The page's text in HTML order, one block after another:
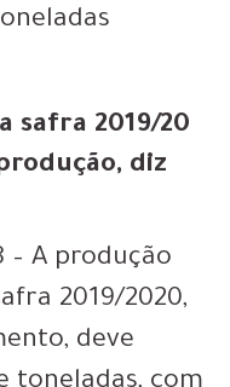
safra 2019/20
diz
– A produção
2019/2020,
deve